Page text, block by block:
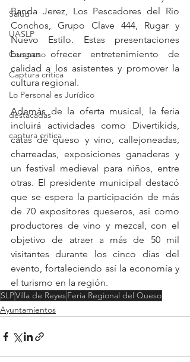
Salud
UASLP
Congreso
Captura critica
Lo Personal es Jurídico
destacadas
captura critica
Banda Jerez, Los Pescadores del Río
Conchos, Grupo Clave 444, Rugar y
Nuevo Estilo. Estas presentaciones
buscan ofrecer entretenimiento de
calidad a los asistentes y promover la
cultura regional.
Además de la oferta musical, la feria
incluirá actividades como Divertikids,
catas de queso y vino, callejoneadas,
charreadas, exposiciones ganaderas y
un festival medieval para niños, entre
otras. El presidente municipal destacó
que se espera la participación de más
de 70 expositores queseros, así como
productores de vino y mezcal, con el
objetivo de atraer a más de 50 mil
visitantes durante los cinco días del
evento, fortaleciendo así la economía y
el turismo en la región.
SLPVilla de ReyesFeria Regional del Queso
Ayuntamientos